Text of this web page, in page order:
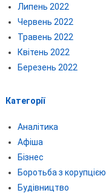
Липень 2022
Червень 2022
Травень 2022
Квітень 2022
Березень 2022
Категорії
Аналітика
Афіша
Бізнес
Боротьба з корупцією
Будівництво